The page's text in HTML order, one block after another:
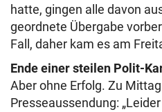
hatte, gingen alle davon
geordnete Übergabe
Fall, daher kam es am
Ende einer steilen Polit-
Aber ohne Erfolg. Zu
Presseaussendung: